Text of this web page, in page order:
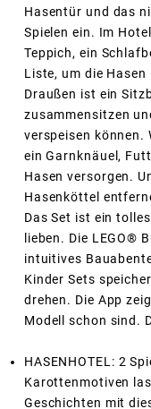
Hasentür und das
Spielen ein. Im
Teppich, ein
Liste, um die
Draußen ist ein
zusammensitzen
verspeisen können.
ein Garnknäuel,
Hasen versorgen.
Hasenköttel
Das Set ist ein
lieben. Die LEGO®
intuitives
Kinder Sets
drehen. Die App
Modell schon sind.
HASENHOTEL: 2
Karottenmotiven
Geschichten mit